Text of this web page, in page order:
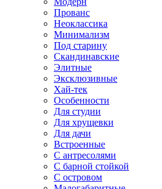
Прованс
Неоклассика
Минимализм
Под старину
Скандинавские
Элитные
Эксклюзивные
Хай-тек
Особенности
Для студии
Для хрущевки
Для дачи
Встроенные
С антресолями
С барной стойкой
С островом